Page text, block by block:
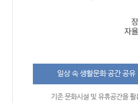
일상 속 생활문화 공간 공유
기존 문화시설 및 유휴공간을 활